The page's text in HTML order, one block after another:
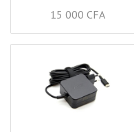
15 000 CFA